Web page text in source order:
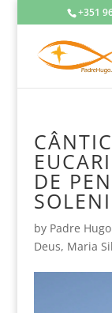
+351
DE
by Padre
Deus, Maria